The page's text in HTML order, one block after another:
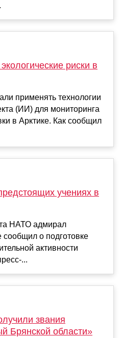
риски в
применять технологии
(ИИ) для мониторинга
в Арктике. Как сообщил
учениях в
НАТО адмирал
о подготовке
активности
...
звания
Брянской области»